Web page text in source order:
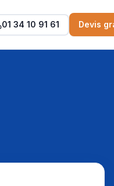
01 34 10 91 61 Devis